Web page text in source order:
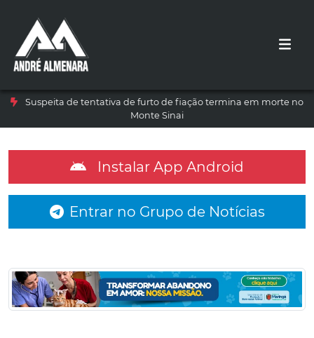
Suspeita de tentativa de furto de fiação termina em morte no
Monte Sinai
Instalar App Android
Entrar no Grupo de Notícias